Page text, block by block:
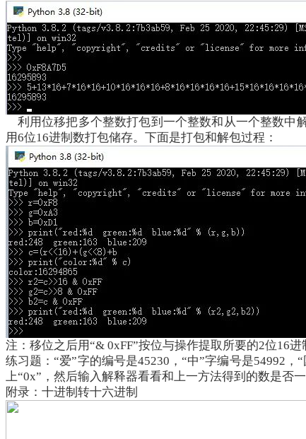
利用位移把多个整数打包到一个整数和从一个整数中
用6位16进制数打包储存。下面是打包和解包过程：
注：移位之后用“& 0xFF”按位与操作提取所要的2位16进
练习题：“爱”字的编号是45230，“中”字编号是54992
上“0x”，然后输入解释器看看和上一方法得到的数是否一
附录：十进制转十六进制